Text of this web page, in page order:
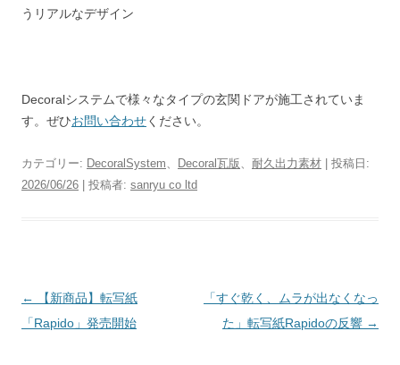
うリアルなデザイン
Decoralシステムで様々なタイプの玄関ドアが施工されていま
す。ぜひお問い合わせください。
カテゴリー: DecoralSystem Decoral瓦版 耐久出力素材 | 投稿日:
2026/06/26
投稿者: sanryu co ltd
投
稿
←
【新商品】転写紙
「Rapido」発売開始
「すぐ乾く、ムラが出なくなっ
た」転写紙Rapidoの反響 →